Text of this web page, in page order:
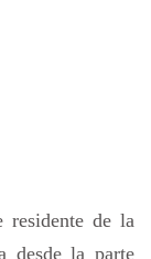
residente de la
desde la parte